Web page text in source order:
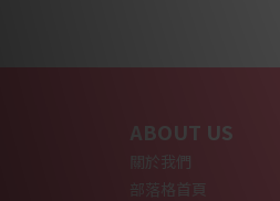
ABOUT US
關於我們
部落格首頁